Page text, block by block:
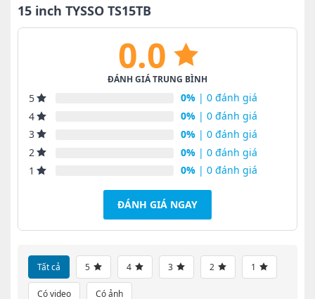
15 inch TYSSO TS15TB
0.0
ĐÁNH GIÁ TRUNG BÌNH
5 0% | 0 đánh giá
4
0% | 0 đánh giá
3
0% | 0 đánh giá
2
0% | 0 đánh giá
1
0% | 0 đánh giá
ĐÁNH GIÁ NGAY
Tất cả 5 4 3 2 1
Có video Có ảnh